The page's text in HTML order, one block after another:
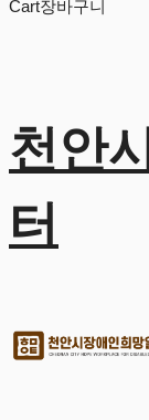
Cart장바구니
천안
터